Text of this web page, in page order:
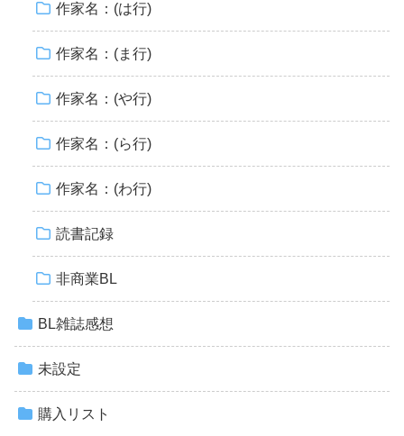
作家名：(は行)
作家名：(ま行)
作家名：(や行)
作家名：(ら行)
作家名：(わ行)
読書記録
非商業BL
BL雑誌感想
未設定
購入リスト